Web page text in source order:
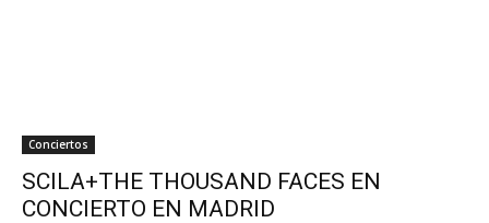
Conciertos
SCILA+THE THOUSAND FACES EN
CONCIERTO EN MADRID